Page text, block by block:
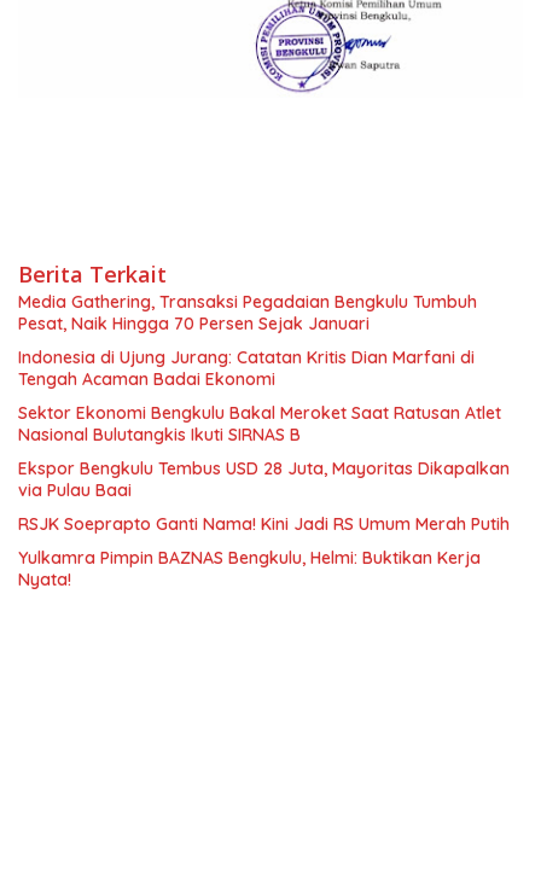
Berita Terkait
Media Gathering, Transaksi Pegadaian Bengkulu Tumbuh
Pesat, Naik Hingga 70 Persen Sejak Januari
Indonesia di Ujung Jurang: Catatan Kritis Dian Marfani di
Tengah Acaman Badai Ekonomi
Sektor Ekonomi Bengkulu Bakal Meroket Saat Ratusan Atlet
Nasional Bulutangkis Ikuti SIRNAS B
Ekspor Bengkulu Tembus USD 28 Juta, Mayoritas Dikapalkan
via Pulau Baai
RSJK Soeprapto Ganti Nama! Kini Jadi RS Umum Merah Putih
Yulkamra Pimpin BAZNAS Bengkulu, Helmi: Buktikan Kerja
Nyata!